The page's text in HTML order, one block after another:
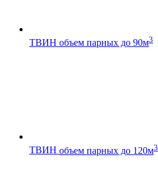
ТВИН объем парных до 90м3
ТВИН объем парных до 120м3